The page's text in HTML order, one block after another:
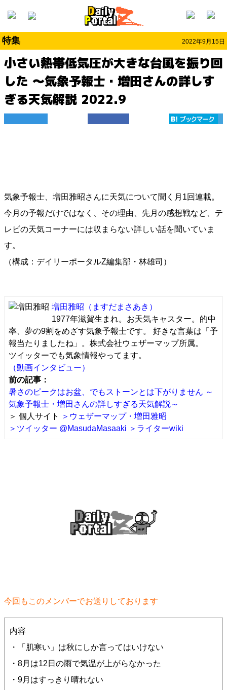
特集 2022年9月15日
小さい熱帯低気圧が大きな台風を振り回
した ～気象予報士・増田さんの詳しす
ぎる天気解説 2022.9
気象予報士、増田雅昭さんに天気について聞く月1回連載。
今月の予報だけではなく、その理由、先月の感想戦など、テ
レビの天気コーナーには収まらない詳しい話を聞いていま
す。
（構成：デイリーポータルZ編集部・林雄司）
増田雅昭 （ますだまさあき）
1977年滋賀生まれ。お天気キャスター。的中
率、夢の9割をめざす気象予報士です。 好きな言葉は「予
報当たりましたね」。株式会社ウェザーマップ所属。
ツイッターでも気象情報やってます。
（動画インタビュー）
前の記事：
暑さのピークはお盆、でもストーンとは下がりません ～
気象予報士・増田さんの詳しすぎる天気解説～
＞ 個人サイト
＞ウェザーマップ・増田雅昭
＞ツイッター @MasudaMasaaki ＞ライターwiki
今回もこのメンバーでお送りしております
内容
・「肌寒い」は秋にしか言ってはいけない
・8月は12日の雨で気温が上がらなかった
・9月はすっきり晴れない